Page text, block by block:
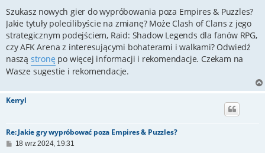
s
t
Szukasz nowych gier do wypróbowania poza Empires & Puzzles?
Jakie tytuły polecilibyście na zmianę? Może Clash of Clans z jego
strategicznym podejściem, Raid: Shadow Legends dla fanów RPG,
czy AFK Arena z interesującymi bohaterami i walkami? Odwiedź
naszą stronę po więcej informacji i rekomendacje. Czekam na
Wasze sugestie i rekomendacje.
Kerryl
Re: Jakie gry wypróbować poza Empires & Puzzles?
P18 wrz 2024, 19:31